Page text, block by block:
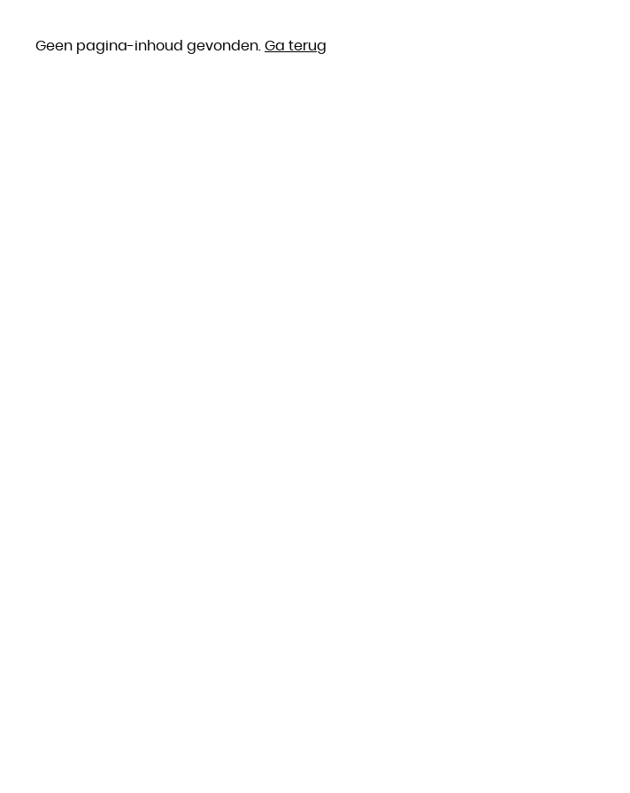
Geen pagina-inhoud gevonden. Ga terug